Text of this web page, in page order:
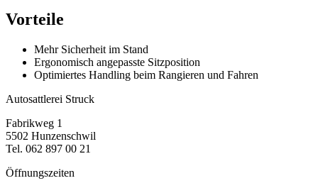
Vorteile
Mehr Sicherheit im Stand
Ergonomisch angepasste Sitzposition
Optimiertes Handling beim Rangieren und Fahren
Autosattlerei Struck
Fabrikweg 1
5502 Hunzenschwil
Tel. 062 897 00 21
Öffnungszeiten